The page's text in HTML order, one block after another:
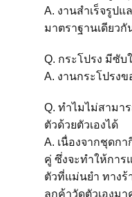
A. งานสำเร็จรูปแ
มาตราฐานเดียวกั
Q. กระโปรง มีซับ
A. งานกระโปรง
Q. ทำไมไม่สามา
ตัวด้วยตัวเองได้
A. เนื่องจากชุดกา
คู่ ซึ่งจะทำให้การ
ตัวที่แม่นยำ ทางร้
ลูกค้าวัดตัวเองมา